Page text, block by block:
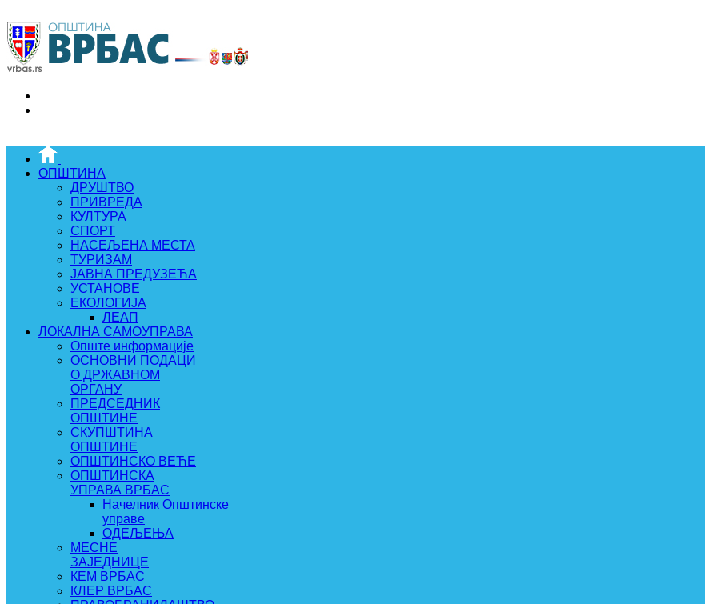
ОПШТИНА
ДРУШТВО
ПРИВРЕДА
КУЛТУРА
СПОРТ
НАСЕЉЕНА МЕСТА
ТУРИЗАМ
ЈАВНА ПРЕДУЗЕЋА
УСТАНОВЕ
ЕКОЛОГИЈА
ЛЕАП
ЛОКАЛНА САМОУПРАВА
Опште информације
ОСНОВНИ ПОДАЦИ
О ДРЖАВНОМ
ОРГАНУ
ПРЕДСЕДНИК
ОПШТИНЕ
СКУПШТИНА
ОПШТИНЕ
ОПШТИНСКО ВЕЋЕ
ОПШТИНСКА
УПРАВА ВРБАС
Начелник Општинске
управе
ОДЕЉЕЊА
МЕСНЕ
ЗАЈЕДНИЦЕ
КЕМ ВРБАС
КЛЕР ВРБАС